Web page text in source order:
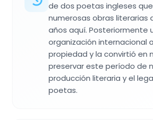
de dos poetas ingleses
numerosas obras literarias
años aquí. Posteriormente
organización internacional
propiedad y la convirtió en
preservar este período de
producción literaria y el
poetas.